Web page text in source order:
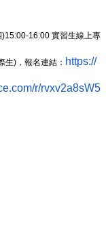
16:00 實習生線上專
生)，報名連結： https://
r/rvxv2a8sW5